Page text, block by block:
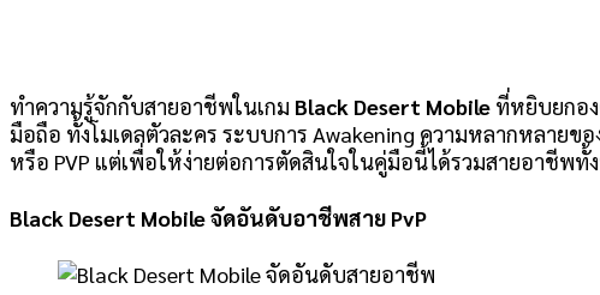
ทำความรู้จักกับสายอาชีพในเกม Black Desert Mobile ที่หยิบยกอ
มือถือ ทั้งโมเดลตัวละคร ระบบการ Awakening ความหลากหลาย
หรือ PVP แต่เพื่อให้ง่ายต่อการตัดสินใจในคู่มือนี้ได้รวมสายอาชี
Black Desert Mobile จัดอันดับอาชีพสาย PvP